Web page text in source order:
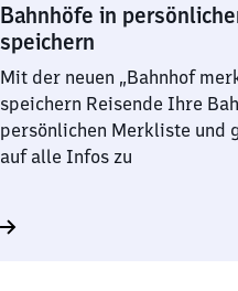
Bahnhöfe in
speichern
Mit der neuen „Bahnhof
speichern Reisende Ihre
persönlichen Merkliste und
auf alle Infos zu